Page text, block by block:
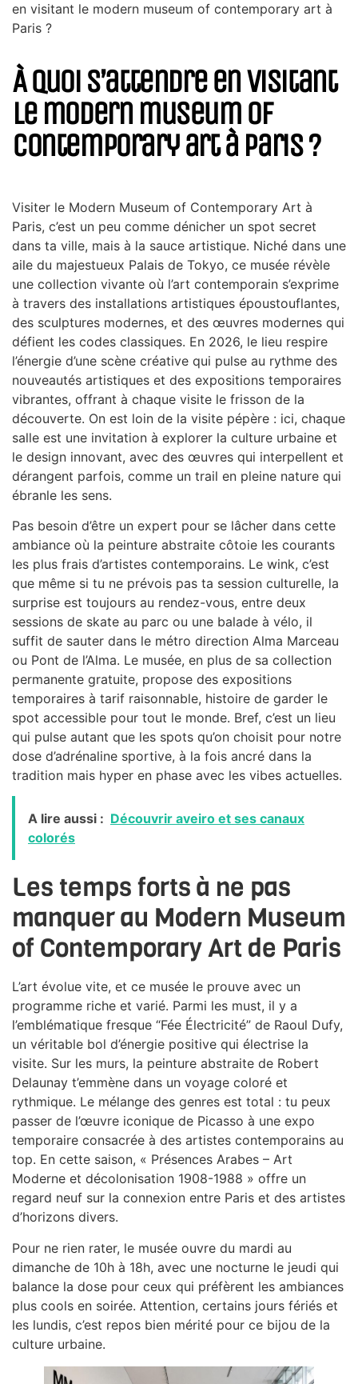
en visitant le modern museum of contemporary art à
Paris ?
À quoi s’attendre en visitant
le modern museum of
contemporary art à Paris ?
Visiter le Modern Museum of Contemporary Art à
Paris, c’est un peu comme dénicher un spot secret
dans ta ville, mais à la sauce artistique. Niché dans une
aile du majestueux Palais de Tokyo, ce musée révèle
une collection vivante où l’art contemporain s’exprime
à travers des installations artistiques époustouflantes,
des sculptures modernes, et des œuvres modernes qui
défient les codes classiques. En 2026, le lieu respire
l’énergie d’une scène créative qui pulse au rythme des
nouveautés artistiques et des expositions temporaires
vibrantes, offrant à chaque visite le frisson de la
découverte. On est loin de la visite pépère : ici, chaque
salle est une invitation à explorer la culture urbaine et
le design innovant, avec des œuvres qui interpellent et
dérangent parfois, comme un trail en pleine nature qui
ébranle les sens.
Pas besoin d’être un expert pour se lâcher dans cette
ambiance où la peinture abstraite côtoie les courants
les plus frais d’artistes contemporains. Le wink, c’est
que même si tu ne prévois pas ta session culturelle, la
surprise est toujours au rendez-vous, entre deux
sessions de skate au parc ou une balade à vélo, il
suffit de sauter dans le métro direction Alma Marceau
ou Pont de l’Alma. Le musée, en plus de sa collection
permanente gratuite, propose des expositions
temporaires à tarif raisonnable, histoire de garder le
spot accessible pour tout le monde. Bref, c’est un lieu
qui pulse autant que les spots qu’on choisit pour notre
dose d’adrénaline sportive, à la fois ancré dans la
tradition mais hyper en phase avec les vibes actuelles.
A lire aussi : Découvrir aveiro et ses canaux
colorés
Les temps forts à ne pas
manquer au Modern Museum
of Contemporary Art de Paris
L’art évolue vite, et ce musée le prouve avec un
programme riche et varié. Parmi les must, il y a
l’emblématique fresque “Fée Électricité” de Raoul Dufy,
un véritable bol d’énergie positive qui électrise la
visite. Sur les murs, la peinture abstraite de Robert
Delaunay t’emmène dans un voyage coloré et
rythmique. Le mélange des genres est total : tu peux
passer de l’œuvre iconique de Picasso à une expo
temporaire consacrée à des artistes contemporains au
top. En cette saison, « Présences Arabes – Art
Moderne et décolonisation 1908-1988 » offre un
regard neuf sur la connexion entre Paris et des artistes
d’horizons divers.
Pour ne rien rater, le musée ouvre du mardi au
dimanche de 10h à 18h, avec une nocturne le jeudi qui
balance la dose pour ceux qui préfèrent les ambiances
plus cools en soirée. Attention, certains jours fériés et
les lundis, c’est repos bien mérité pour ce bijou de la
culture urbaine.